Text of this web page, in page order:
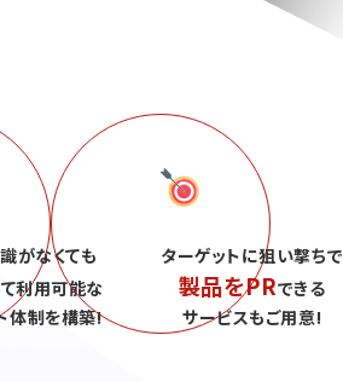
がなくても
利用可能な
体制を構築!
ターゲットに狙い撃ちで
製品をPRできる
サービスもご用意!